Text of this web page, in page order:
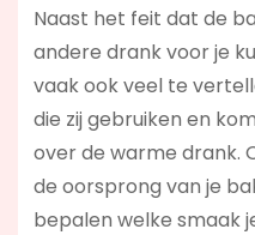
Naast het feit dat de
andere drank voor je
vaak ook veel te
die zij gebruiken en
over de warme drank.
de oorsprong van je
bepalen welke smaak